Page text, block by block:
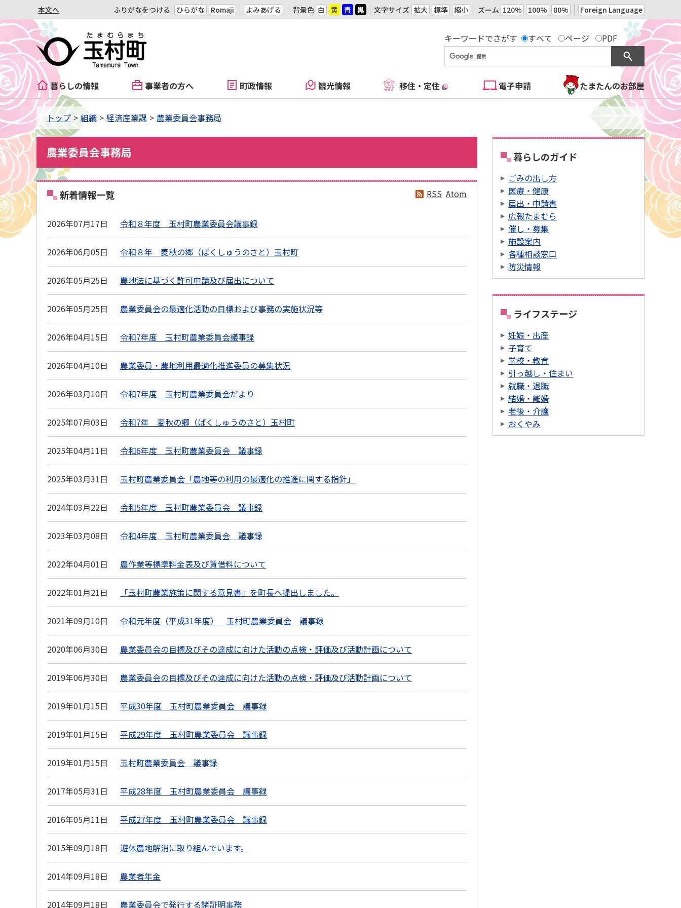
本文へ ふりがなをつける ひらがな Romaji よみあげる 背景色 白 黄 青 黒 文字サイズ 拡大 標準 縮小 ズーム 120% 100% 80% Foreign Language
キーワードでさがす すべて ページ PDF
暮らしの情報 事業者の方へ 町政情報 観光情報 移住・定住 電子申請 たまたんのお部屋
トップ 組織 経済産業課 農業委員会事務局
農業委員会事務局
RSS Atom
新着情報一覧
2026年07月17日 令和８年度 玉村町農業委員会議事録
2026年06月05日 令和８年 麦秋の郷（ばくしゅうのさと）玉村町
2026年05月25日 農地法に基づく許可申請及び届出について
2026年05月25日 農業委員会の最適化活動の目標および事務の実施状況等
2026年04月15日 令和7年度 玉村町農業委員会議事録
2026年04月10日 農業委員・農地利用最適化推進委員の募集状況
2026年03月10日 令和7年度 玉村町農業委員会だより
2025年07月03日 令和7年 麦秋の郷（ばくしゅうのさと）玉村町
2025年04月11日 令和6年度 玉村町農業委員会 議事録
2025年03月31日 玉村町農業委員会「農地等の利用の最適化の推進に関する指針」
2024年03月22日 令和5年度 玉村町農業委員会 議事録
2023年03月08日 令和4年度 玉村町農業委員会 議事録
2022年04月01日 農作業等標準料金表及び賃借料について
2022年01月21日 「玉村町農業施策に関する意見書」を町長へ提出しました。
2021年09月10日 令和元年度（平成31年度） 玉村町農業委員会 議事録
2020年06月30日 農業委員会の目標及びその達成に向けた活動の点検・評価及び活動計画について
2019年06月30日 農業委員会の目標及びその達成に向けた活動の点検・評価及び活動計画について
2019年01月15日 平成30年度 玉村町農業委員会 議事録
2019年01月15日 平成29年度 玉村町農業委員会 議事録
2019年01月15日 玉村町農業委員会 議事録
2017年05月31日 平成28年度 玉村町農業委員会 議事録
2016年05月11日 平成27年度 玉村町農業委員会 議事録
2015年09月18日 遊休農地解消に取り組んでいます。
2014年09月18日 農業者年金
2014年09月18日 農業委員会で発行する諸証明事務
暮らしのガイド
ごみの出し方
医療・健康
届出・申請書
広報たまむら
催し・募集
施設案内
各種相談窓口
防災情報
ライフステージ
妊娠・出産
子育て
学校・教育
引っ越し・住まい
就職・退職
結婚・離婚
老後・介護
おくやみ